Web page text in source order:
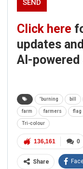
Click here
updates
AI-
'burning bill
farm farmers flag
Tri-colour
0
136,161
Share